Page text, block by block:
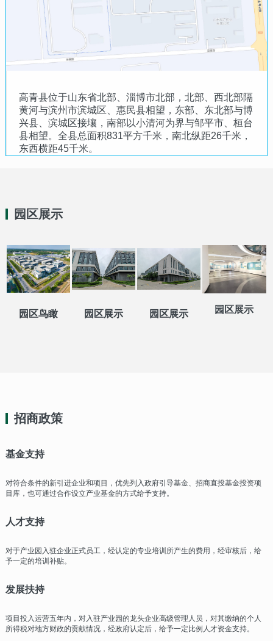
高青县位于山东省北部、淄博市北部，北部、西北部隔
黄河与滨州市滨城区、惠民县相望，东部、东北部与博
兴县、滨城区接壤，南部以小清河为界与邹平市、桓台
县相望。全县总面积831平方千米，南北纵距26千米，
东西横距45千米。
园区展示
园区鸟瞰 园区展示 园区展示 园区展示
招商政策
基金支持
对符合条件的新引进企业和项目，优先列入政府引导基金、招商直投基金投资项
目库，也可通过合作设立产业基金的方式给予支持。
人才支持
对于产业园入驻企业正式员工，经认定的专业培训所产生的费用，经审核后，给
予一定的培训补贴。
发展扶持
项目投入运营五年内，对入驻产业园的龙头企业高级管理人员，对其缴纳的个人
所得税对地方财政的贡献情况，经政府认定后，给予一定比例人才资金支持。